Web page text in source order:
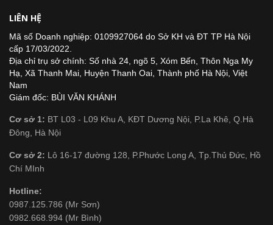
LIÊN HỆ
Mã số Doanh nghiệp: 0109927064 do Sở KH và ĐT TP Hà Nội
cấp 17/03/2022.
Địa chỉ trụ sở chính: Số nhà 24, ngõ 5, Xóm Bến, Thôn Nga My
Hạ, Xã Thanh Mai, Huyện Thanh Oai, Thành phố Hà Nội, Việt
Nam
Giám đốc: BÙI VĂN KHÁNH
Cơ sở 1: BT L03 - L09 Khu A, KĐT Dương Nội, P.La Khê, Q.Hà
Đông, Hà Nội
Cơ sở 2: Lô 16-17 đường 128, P.Phước Long A, Tp.Thủ Đức, Hồ
Chí MInh
Hotline:
0987.125.786 (Mr Sơn)
0982.668.994 (Mr Bình)